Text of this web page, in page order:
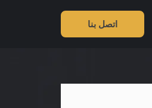
اتصل بنا